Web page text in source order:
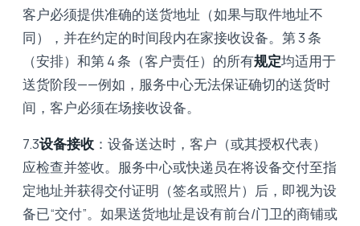
客户必须提供准确的送货地址（如果与取件地址不
同），并在约定的时间段内在家接收设备。第 3 条
（安排）和第 4 条（客户责任）的所有规定均适用于
送货阶段——例如，服务中心无法保证确切的送货时
间，客户必须在场接收设备。
7.3设备接收 ：设备送达时，客户（或其授权代表）
应检查并签收。服务中心或快递员在将设备交付至指
定地址并获得交付证明（签名或照片）后，即视为设
备已“交付”。如果送货地址是设有前台/门卫的商铺或